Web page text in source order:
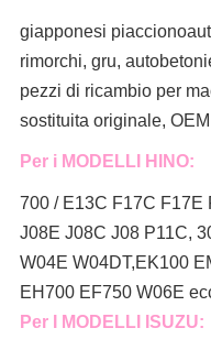
giapponesi piacciono
rimorchi, gru,
pezzi di ricambio per
sostituita originale,
Per i MODELLI HINO:
700 / E13C F17C F17E
J08E J08C J08 P11C,
W04E W04DT,EK100
EH700 EF750 W06E
Per I MODELLI ISUZU: